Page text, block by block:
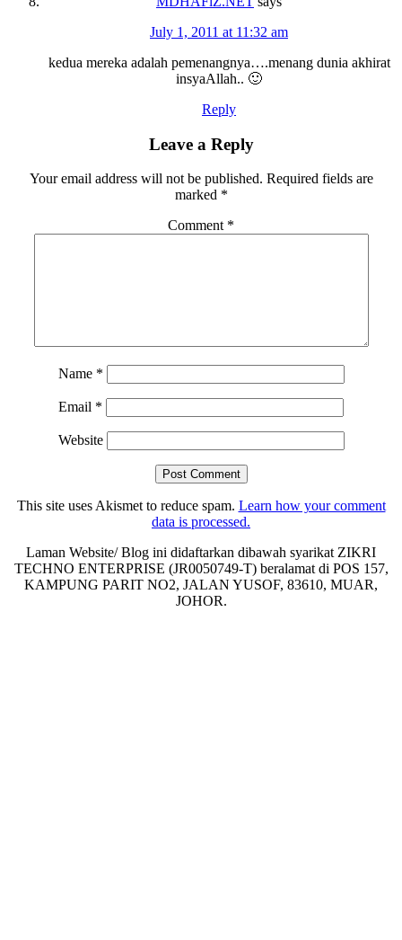
July 1, 2011 at 11:32 am
kedua mereka adalah pemenangnya….menang dunia akhirat
insyaAllah.. 🙂
Reply
Leave a Reply
Your email address will not be published. Required fields are
marked *
Comment *
Name *
Email *
Website
This site uses Akismet to reduce spam. Learn how your comment
data is processed.
Laman Website/ Blog ini didaftarkan dibawah syarikat ZIKRI
TECHNO ENTERPRISE (JR0050749-T) beralamat di POS 157,
KAMPUNG PARIT NO2, JALAN YUSOF, 83610, MUAR,
JOHOR.